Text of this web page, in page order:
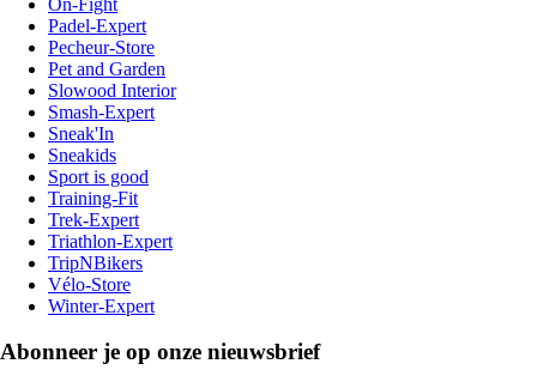
Padel-Expert
Pecheur-Store
Pet and Garden
Slowood Interior
Smash-Expert
Sneak'In
Sneakids
Sport is good
Training-Fit
Trek-Expert
Triathlon-Expert
TripNBikers
Vélo-Store
Winter-Expert
Abonneer je op onze nieuwsbrief